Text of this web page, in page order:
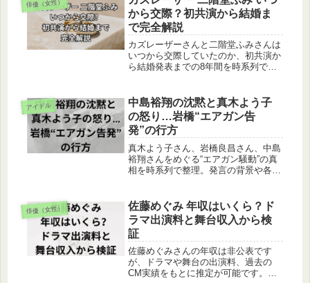
俳優（女性）
から交際？初共演から結婚ま
で完全解説
カズレーザーさんと二階堂ふみさんは
いつから交際していたのか、初共演か
ら結婚発表までの8年間を時系列で解
アイドル
中島裕翔の沈黙と真木よう子
の怒り…岩橋“エアガン告
発”の行方
真木よう子さん、岩橋良昌さん、中島
裕翔さんをめぐる“エアガン騒動”の真
相を時系列で整理。発言の背景や各者
俳優（女性）
佐藤めぐみ 年収はいくら？ド
ラマ出演料と舞台収入から検
証
佐藤めぐみさんの年収は非公表です
が、ドラマや舞台の出演料、過去の
CM実績をもとに推定が可能です。退